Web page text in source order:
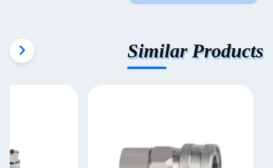
Similar Products